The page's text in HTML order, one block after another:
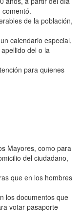
de la población,
calendario especial,
del o la
para quienes
Mayores, como para
del ciudadano,
que en los hombres
los documentos que
votar pasaporte